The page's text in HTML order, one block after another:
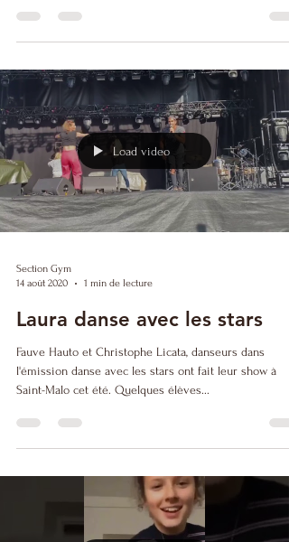
Un grand merci à Vincent Gaillard des malouins dans
course pour sa présence lors des portes ouvertes de
Load video
Section Gym
1 min de lecture
Laura danse avec les stars
Fauve Hauto et Christophe Licata, danseurs dans
l'émission danse avec les stars ont fait leur show à